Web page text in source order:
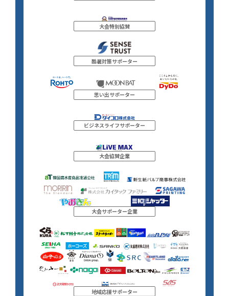
大会特別協賛
酷暑対策サポーター
思い出サポーター
ビジネスライフサポーター
大会協賛企業
大会サポーター企業
地域応援サポーター